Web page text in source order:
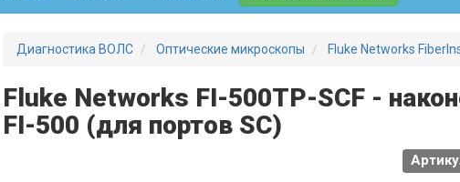
Диагностика ВОЛС Оптические микроскопы Fluke Networks
Fluke Networks FI-500TP-SCF -
FI-500 (для портов SC)